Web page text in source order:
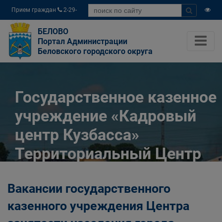
Прием граждан
2-29-
04
БЕЛОВО
Портал Администрации
Беловского городского округа
Государственное казенное
учреждение «Кадровый
центр Кузбасса»
Территориальный Центр
города Белово
Разное
Вакансии государственного
казенного учреждения Центра